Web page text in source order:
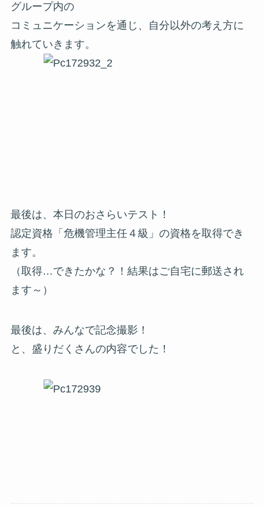
グループ内の
コミュニケーションを通じ、自分以外の考え方に
触れていきます。
最後は、本日のおさらいテスト！
認定資格「危機管理主任４級」の資格を取得でき
ます。
（取得…できたかな？！結果はご自宅に郵送され
ます～）
最後は、みんなで記念撮影！
と、盛りだくさんの内容でした！